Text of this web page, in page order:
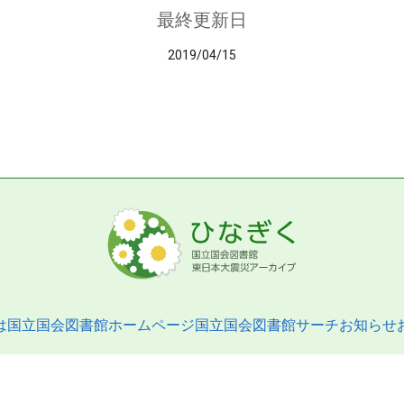
最終更新日
2019/04/15
国立国会図書館ホームページ国立国会図書館サーチお知らせ